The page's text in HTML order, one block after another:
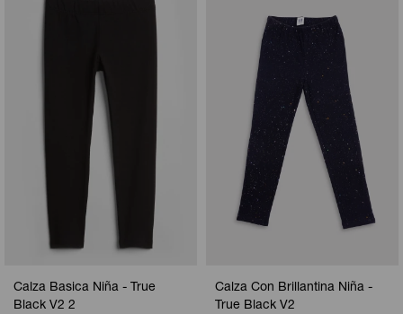
Calza Basica Niña - True
Black V2 2
Calza Con Brillantina Niña -
True Black V2